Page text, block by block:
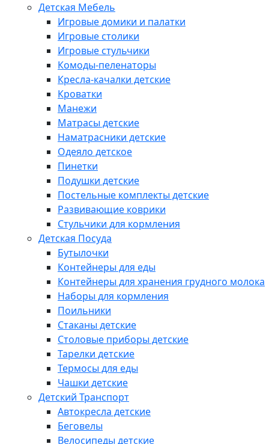
Детская Мебель
Игровые домики и палатки
Игровые столики
Игровые стульчики
Комоды-пеленаторы
Кресла-качалки детские
Кроватки
Манежи
Матрасы детские
Наматрасники детские
Одеяло детское
Пинетки
Подушки детские
Постельные комплекты детские
Развивающие коврики
Стульчики для кормления
Детская Посуда
Бутылочки
Контейнеры для еды
Контейнеры для хранения грудного молока
Наборы для кормления
Поильники
Стаканы детские
Столовые приборы детские
Тарелки детские
Термосы для еды
Чашки детские
Детский Транспорт
Автокресла детские
Беговелы
Велосипеды детские